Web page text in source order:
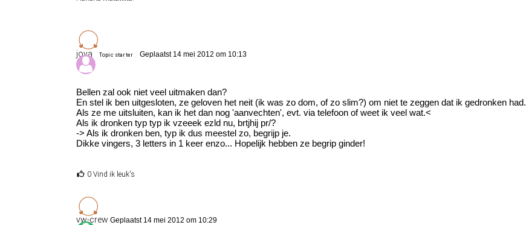
jova Topic starter Geplaatst 14 mei 2012 om 10:13
Bellen zal ook niet veel uitmaken dan?
En stel ik ben uitgesloten, ze geloven het neit (ik was zo dom, of zo slim?) om niet te zeggen dat ik gedronken had.
Als ze me uitsluiten, kan ik het dan nog 'aanvechten', evt. via telefoon of weet ik veel wat.<
Als ik dronken typ typ ik vzeeek ezld nu, brtjhij pr/?
-> Als ik dronken ben, typ ik dus meestel zo, begrijp je.
Dikke vingers, 3 letters in 1 keer enzo... Hopelijk hebben ze begrip ginder!
0 Vind ik leuk's
vw-crew Geplaatst 14 mei 2012 om 10:29